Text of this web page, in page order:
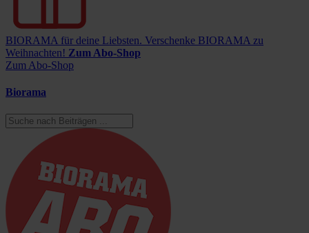
BIORAMA für deine Liebsten. Verschenke BIORAMA zu
Weihnachten! Zum Abo-Shop
Zum Abo-Shop
Biorama